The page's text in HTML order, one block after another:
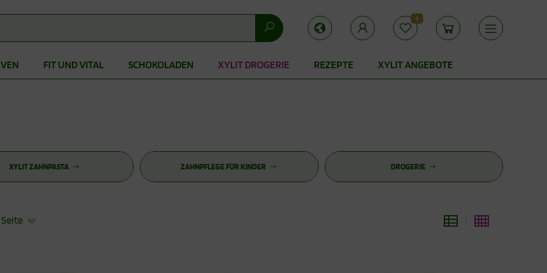
1
FIT UND VITAL SCHOKOLADEN XYLIT DROGERIE REZEPTE XYLIT ANGEBOTE
XYLIT ZAHNPASTA ZAHNPFLEGE FÜR KINDER DROGERIE